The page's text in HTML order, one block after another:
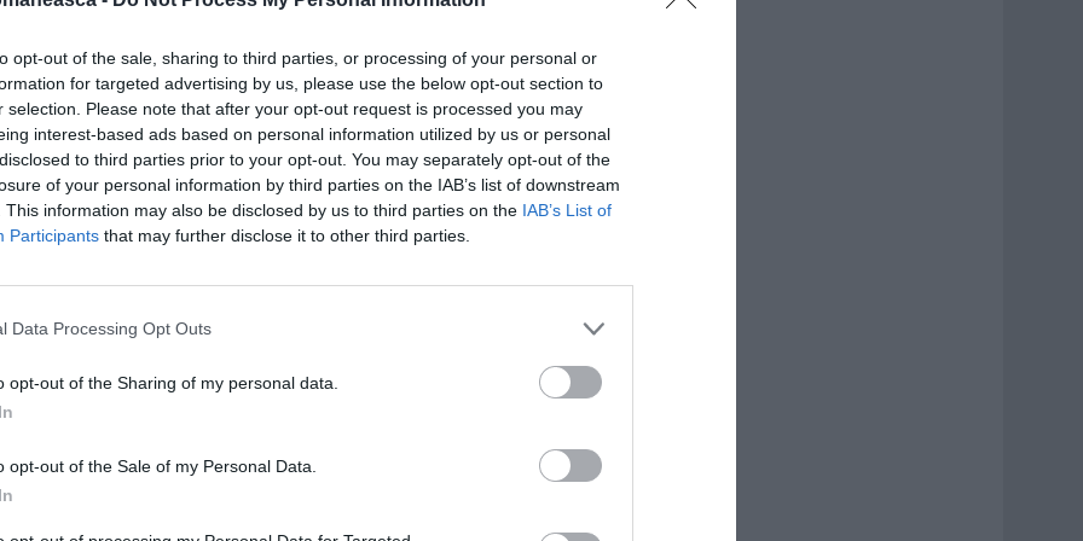
opt-out of the sale, sharing to third parties, or processing of your personal or
for targeted advertising by us, please use the below opt-out section to
selection. Please note that after your opt-out request is processed you may
interest-based ads based on personal information utilized by us or personal
to third parties prior to your opt-out. You may separately opt-out of the
of your personal information by third parties on the IAB’s list of downstream
This information may also be disclosed by us to third parties on the IAB’s List of
Participants that may further disclose it to other third parties.
Data Processing Opt Outs
opt-out of the Sharing of my personal data.
opt-out of the Sale of my Personal Data.
cunoscută forțelor de ordine. Femeia
semi-centrală a Pisei și
de furt și tâlhărie
furturi din apartamentele în care lucra
treaptă de ciment: ”Bătrâna m-a acuzat
mașina sechestrată, circula fără